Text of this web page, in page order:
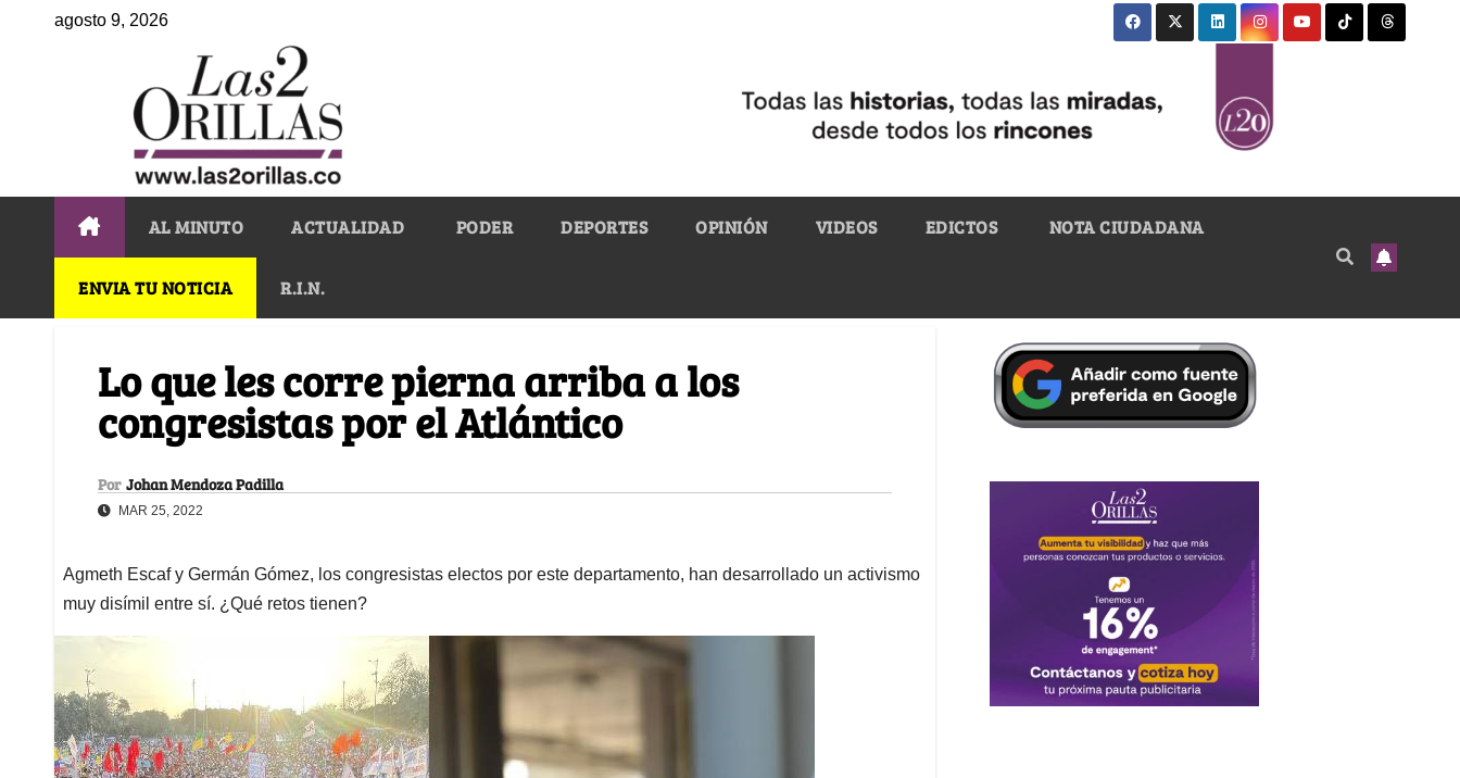
agosto 9, 2026
AL MINUTO ACTUALIDAD PODER DEPORTES OPINIÓN VIDEOS EDICTOS NOTA CIUDADANA
ENVIA TU NOTICIA R.I.N.
Lo que les corre pierna arriba a los
congresistas por el Atlántico
Por Johan Mendoza Padilla
MAR 25, 2022
Agmeth Escaf y Germán Gómez, los congresistas electos por este departamento, han desarrollado un activismo
muy disímil entre sí. ¿Qué retos tienen?